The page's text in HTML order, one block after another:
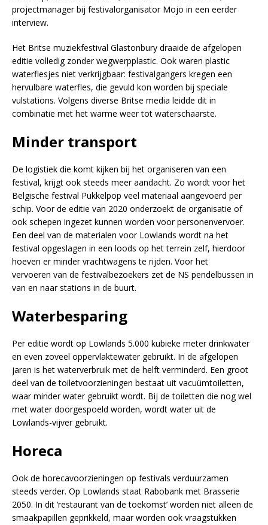
projectmanager bij festivalorganisator Mojo in een eerder
interview.
Het Britse muziekfestival Glastonbury draaide de afgelopen
editie volledig zonder wegwerpplastic. Ook waren plastic
waterflesjes niet verkrijgbaar: festivalgangers kregen een
hervulbare waterfles, die gevuld kon worden bij speciale
vulstations. Volgens diverse Britse media leidde dit in
combinatie met het warme weer tot waterschaarste.
Minder transport
De logistiek die komt kijken bij het organiseren van een
festival, krijgt ook steeds meer aandacht. Zo wordt voor het
Belgische festival Pukkelpop veel materiaal aangevoerd per
schip. Voor de editie van 2020 onderzoekt de organisatie of
ook schepen ingezet kunnen worden voor personenvervoer.
Een deel van de materialen voor Lowlands wordt na het
festival opgeslagen in een loods op het terrein zelf, hierdoor
hoeven er minder vrachtwagens te rijden. Voor het
vervoeren van de festivalbezoekers zet de NS pendelbussen in
van en naar stations in de buurt.
Waterbesparing
Per editie wordt op Lowlands 5.000 kubieke meter drinkwater
en even zoveel oppervlaktewater gebruikt. In de afgelopen
jaren is het waterverbruik met de helft verminderd. Een groot
deel van de toiletvoorzieningen bestaat uit vacuümtoiletten,
waar minder water gebruikt wordt. Bij de toiletten die nog wel
met water doorgespoeld worden, wordt water uit de
Lowlands-vijver gebruikt.
Horeca
Ook de horecavoorzieningen op festivals verduurzamen
steeds verder. Op Lowlands staat Rabobank met Brasserie
2050. In dit ‘restaurant van de toekomst’ worden niet alleen de
smaakpapillen geprikkeld, maar worden ook vraagstukken